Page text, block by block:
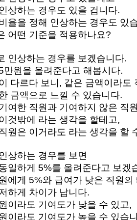
상하는 경우도 있을 겁니다.
율을 정해 인상하는 경우도 있
어떤 기준을 적용하나요?
인상하는 경우를 보겠습니다.
만원을 올려준다고 해봅시다.
다르다 보니, 같은 금액이라도
금액으로 느낄 수 있습니다.
여한 직원과 기여하지 않은 직
것밖에 라는 생각을 할테고,
원은 이거라도 라는 생각을 할
상하는 경우를 보면
일하게 5%를 올려준다고 보겠
에게 5%와 급여가 낮은 직원의
하게 차이가 납니다.
이라도 기여도가 낮을 수 있고,
이라도 기여도가 높을 수 있습